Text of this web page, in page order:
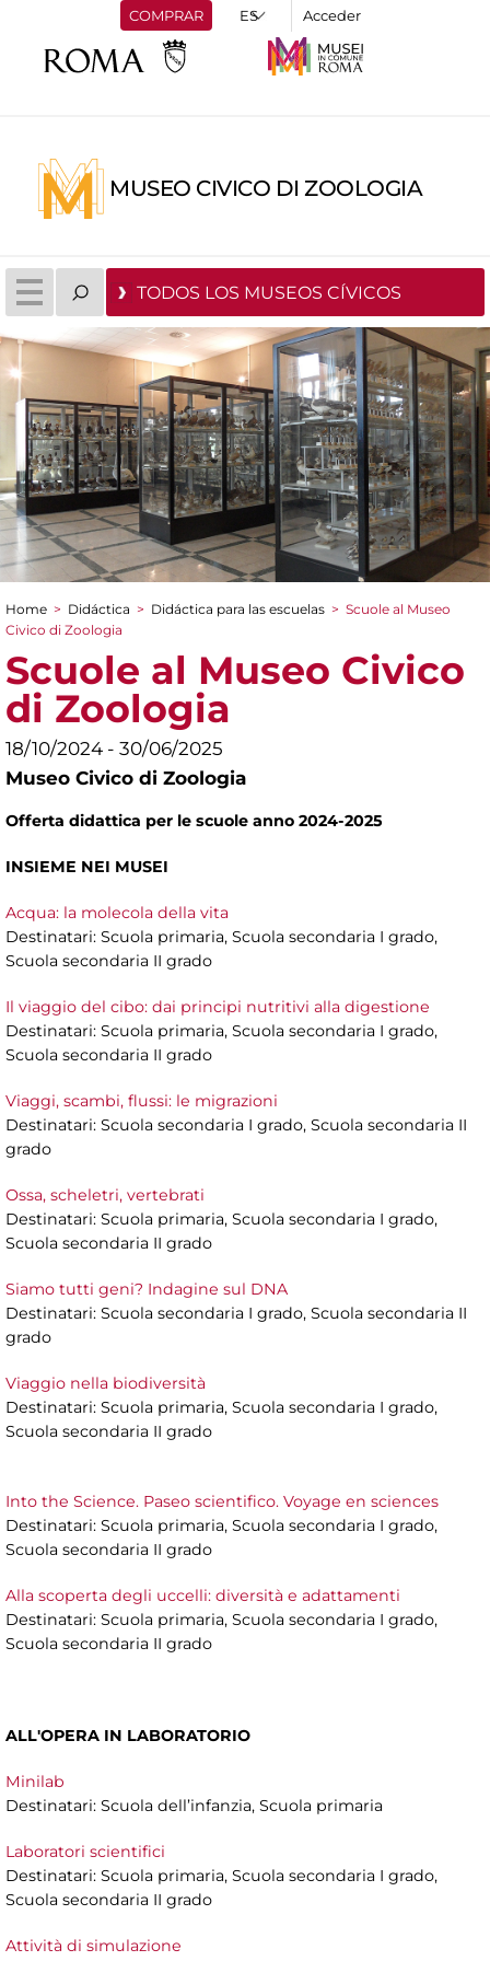
COMPRAR Acceder
MUSEO CIVICO DI ZOOLOGIA
TODOS LOS MUSEOS CÍVICOS
You are here
Home > Didáctica > Didáctica para las escuelas > Scuole al Museo
Civico di Zoologia
Scuole al Museo Civico
di Zoologia
18/10/2024 - 30/06/2025
Museo Civico di Zoologia
Offerta didattica per le scuole anno 2024-2025
INSIEME NEI MUSEI
Acqua: la molecola della vita
Destinatari: Scuola primaria, Scuola secondaria I grado,
Scuola secondaria II grado
Il viaggio del cibo: dai principi nutritivi alla digestione
Destinatari: Scuola primaria, Scuola secondaria I grado,
Scuola secondaria II grado
Viaggi, scambi, flussi: le migrazioni
Destinatari: Scuola secondaria I grado, Scuola secondaria II
grado
Ossa, scheletri, vertebrati
Destinatari: Scuola primaria, Scuola secondaria I grado,
Scuola secondaria II grado
Siamo tutti geni? Indagine sul DNA
Destinatari: Scuola secondaria I grado, Scuola secondaria II
grado
Viaggio nella biodiversità
Destinatari: Scuola primaria, Scuola secondaria I grado,
Scuola secondaria II grado
Into the Science. Paseo scientifico. Voyage en sciences
Destinatari: Scuola primaria, Scuola secondaria I grado,
Scuola secondaria II grado
Alla scoperta degli uccelli: diversità e adattamenti
Destinatari: Scuola primaria, Scuola secondaria I grado,
Scuola secondaria II grado
ALL'OPERA IN LABORATORIO
Minilab
Destinatari: Scuola dell’infanzia, Scuola primaria
Laboratori scientifici
Destinatari: Scuola primaria, Scuola secondaria I grado,
Scuola secondaria II grado
Attività di simulazione